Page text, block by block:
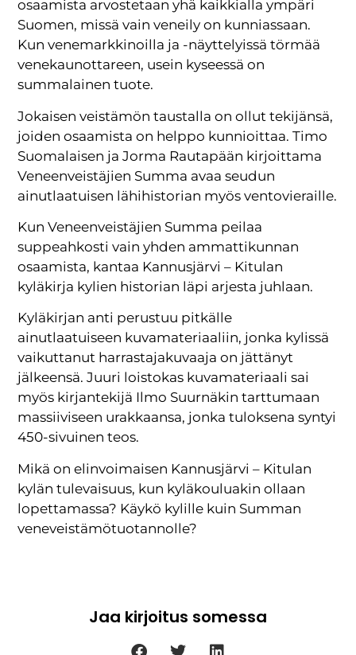
osaamista arvostetaan yhä kaikkialla ympäri
Suomen, missä vain veneily on kunniassaan.
Kun venemarkkinoilla ja -näyttelyissä törmää
venekaunottareen, usein kyseessä on
summalainen tuote.
Jokaisen veistämön taustalla on ollut tekijänsä,
joiden osaamista on helppo kunnioittaa. Timo
Suomalaisen ja Jorma Rautapään kirjoittama
Veneenveistäjien Summa avaa seudun
ainutlaatuisen lähihistorian myös ventovieraille.
Kun Veneenveistäjien Summa peilaa
suppeahkosti vain yhden ammattikunnan
osaamista, kantaa Kannusjärvi – Kitulan
kyläkirja kylien historian läpi arjesta juhlaan.
Kyläkirjan anti perustuu pitkälle
ainutlaatuiseen kuvamateriaaliin, jonka kylissä
vaikuttanut harrastajakuvaaja on jättänyt
jälkeensä. Juuri loistokas kuvamateriaali sai
myös kirjantekijä Ilmo Suurnäkin tarttumaan
massiiviseen urakkaansa, jonka tuloksena syntyi
450-sivuinen teos.
Mikä on elinvoimaisen Kannusjärvi – Kitulan
kylän tulevaisuus, kun kyläkouluakin ollaan
lopettamassa? Käykö kylille kuin Summan
veneveistämötuotannolle?
Jaa kirjoitus somessa